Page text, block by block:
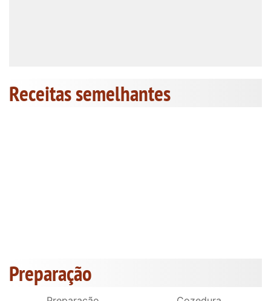
Receitas semelhantes
Preparação